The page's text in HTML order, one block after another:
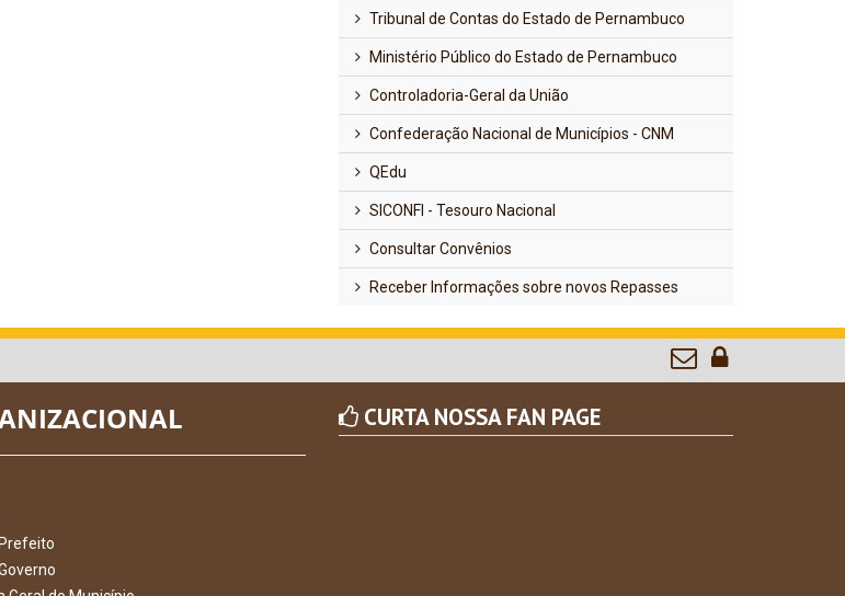
Tribunal de Contas do Estado de Pernambuco
Ministério Público do Estado de Pernambuco
Controladoria-Geral da União
Confederação Nacional de Municípios - CNM
QEdu
SICONFI - Tesouro Nacional
Consultar Convênios
Receber Informações sobre novos Repasses
CURTA NOSSA FAN PAGE